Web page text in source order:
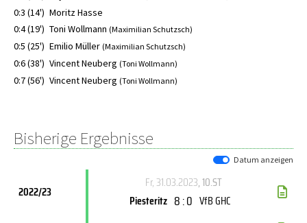
0:3 (14') Moritz Hasse
0:4 (19') Toni Wollmann (Maximilian Schutzsch)
0:5 (25') Emilio Müller (Maximilian Schutzsch)
0:6 (38') Vincent Neuberg (Toni Wollmann)
0:7 (56') Vincent Neuberg (Toni Wollmann)
Bisherige Ergebnisse
Datum anzeigen
2022/23
Fr, 31.03.2023, 10.ST
Piesteritz 8 : 0 VfB GHC